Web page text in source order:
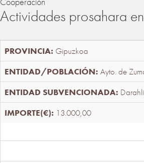
Actividades prosahara
Gipuzkoa
Ayto. de
13.000,00